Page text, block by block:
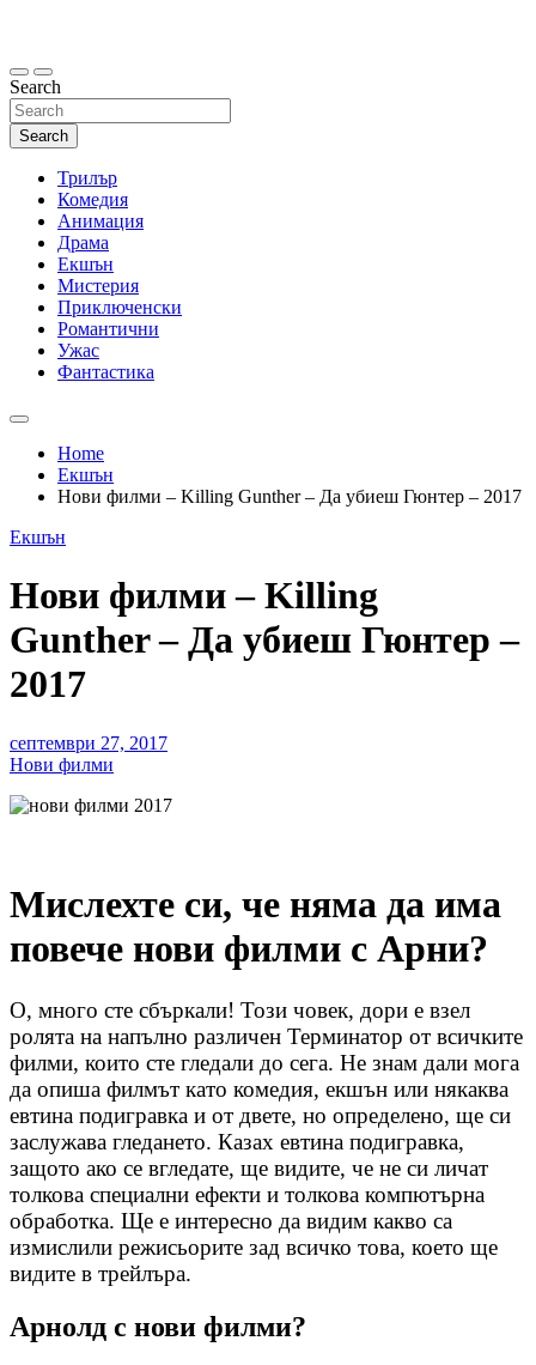
Search
Search
Трилър
Комедия
Анимация
Драма
Екшън
Мистерия
Приключенски
Романтични
Ужас
Фантастика
Home
Екшън
Нови филми – Killing Gunther – Да убиеш Гюнтер – 2017
Екшън
Нови филми – Killing
Gunther – Да убиеш Гюнтер –
2017
септември 27, 2017
Нови филми
Мислехте си, че няма да има
повече нови филми с Арни?
О, много сте сбъркали! Този човек, дори е взел
ролята на напълно различен Терминатор от всичките
филми, които сте гледали до сега. Не знам дали мога
да опиша филмът като комедия, екшън или някаква
евтина подигравка и от двете, но определено, ще си
заслужава гледането. Казах евтина подигравка,
защото ако се вгледате, ще видите, че не си личат
толкова специални ефекти и толкова компютърна
обработка. Ще е интересно да видим какво са
измислили режисьорите зад всичко това, което ще
видите в трейлъра.
Арнолд с нови филми?